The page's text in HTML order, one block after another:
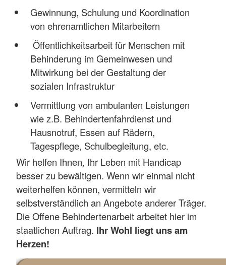
Gewinnung, Schulung und Koordination
von ehrenamtlichen Mitarbeitern
Öffentlichkeitsarbeit für Menschen mit
Behinderung im Gemeinwesen und
Mitwirkung bei der Gestaltung der
sozialen Infrastruktur
Vermittlung von ambulanten Leistungen
wie z.B. Behindertenfahrdienst und
Hausnotruf, Essen auf Rädern,
Tagespflege, Schulbegleitung, etc.
Wir helfen Ihnen, Ihr Leben mit Handicap
besser zu bewältigen. Wenn wir einmal nicht
weiterhelfen können, vermitteln wir
selbstverständlich an Angebote anderer Träger.
Die Offene Behindertenarbeit arbeitet hier im
staatlichen Auftrag. Ihr Wohl liegt uns am
Herzen!